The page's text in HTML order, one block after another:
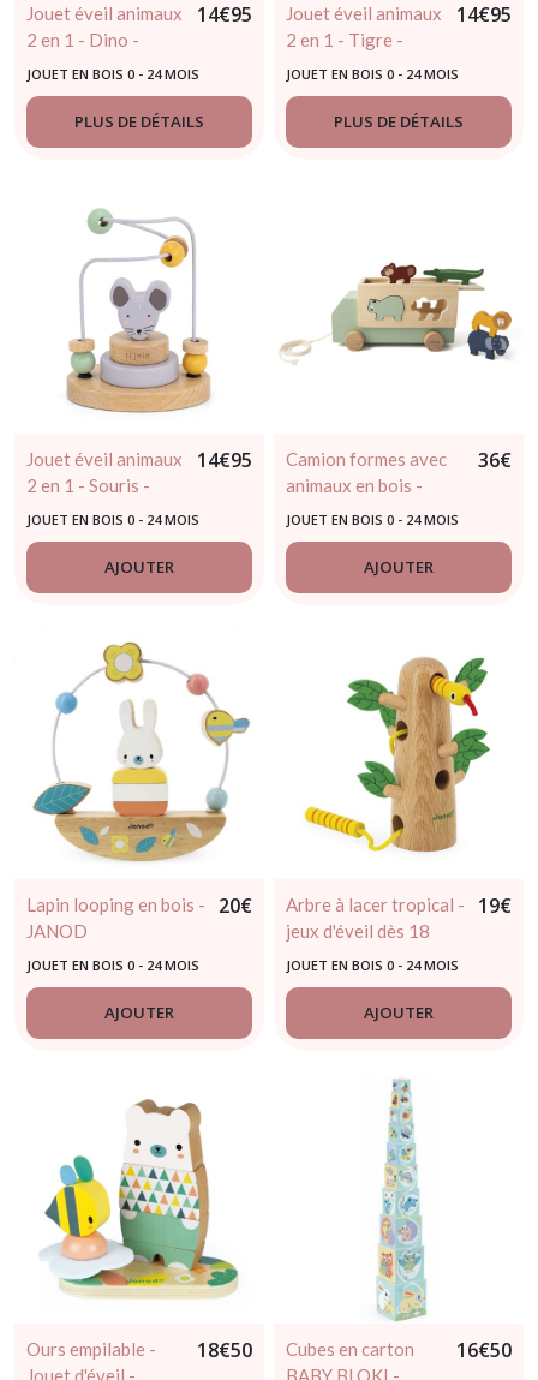
Jouet éveil animaux
2 en 1 - Dino -
trixie
14€95
JOUET EN BOIS 0 - 24 MOIS
PLUS DE DÉTAILS
Jouet éveil animaux
2 en 1 - Tigre -
trixie
14€95
JOUET EN BOIS 0 - 24 MOIS
PLUS DE DÉTAILS
Jouet éveil animaux
2 en 1 - Souris -
trixie
14€95
JOUET EN BOIS 0 - 24 MOIS
AJOUTER
Camion formes avec
animaux en bois -
TRIXIE dès 18 mois
36€
JOUET EN BOIS 0 - 24 MOIS
AJOUTER
Lapin looping en bois -
JANOD
20€
JOUET EN BOIS 0 - 24 MOIS
AJOUTER
Arbre à lacer tropical -
jeux d'éveil dès 18
mois - JANOD
19€
JOUET EN BOIS 0 - 24 MOIS
AJOUTER
Ours empilable -
Jouet d'éveil -
18€50
Cubes en carton
BABY BLOKI -
16€50